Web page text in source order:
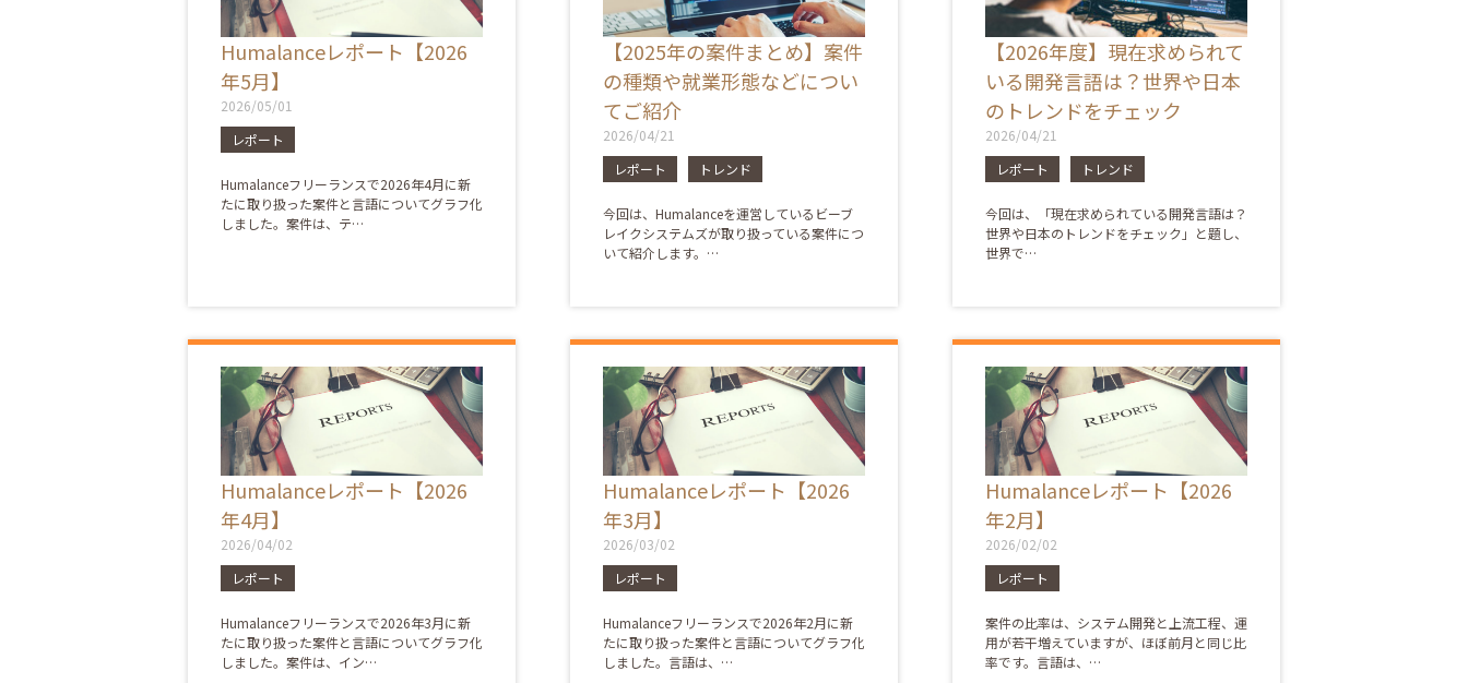
Humalanceレポート【2026
年5月】
2026/05/01
レポート
Humalanceフリーランスで2026年4月に新
たに取り扱った案件と言語についてグラフ化
しました。案件は、テ…
【2025年の案件まとめ】案件
の種類や就業形態などについ
てご紹介
2026/04/21
レポート
トレンド
今回は、Humalanceを運営しているビーブ
レイクシステムズが取り扱っている案件につ
いて紹介します。…
【2026年度】現在求められて
いる開発言語は？世界や日本
のトレンドをチェック
2026/04/21
レポート
トレンド
今回は、「現在求められている開発言語は？
世界や日本のトレンドをチェック」と題し、
世界で…
Humalanceレポート【2026
年4月】
2026/04/02
レポート
Humalanceフリーランスで2026年3月に新
たに取り扱った案件と言語についてグラフ化
しました。案件は、イン…
Humalanceレポート【2026
年3月】
2026/03/02
レポート
Humalanceフリーランスで2026年2月に新
たに取り扱った案件と言語についてグラフ化
しました。言語は、…
Humalanceレポート【2026
年2月】
2026/02/02
レポート
案件の比率は、システム開発と上流工程、運
用が若干増えていますが、ほぼ前月と同じ比
率です。言語は、…